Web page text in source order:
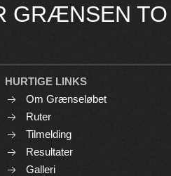
GRÆNSEN TO
HURTIGE LINKS
Om Grænseløbet
Ruter
Tilmelding
Resultater
Galleri